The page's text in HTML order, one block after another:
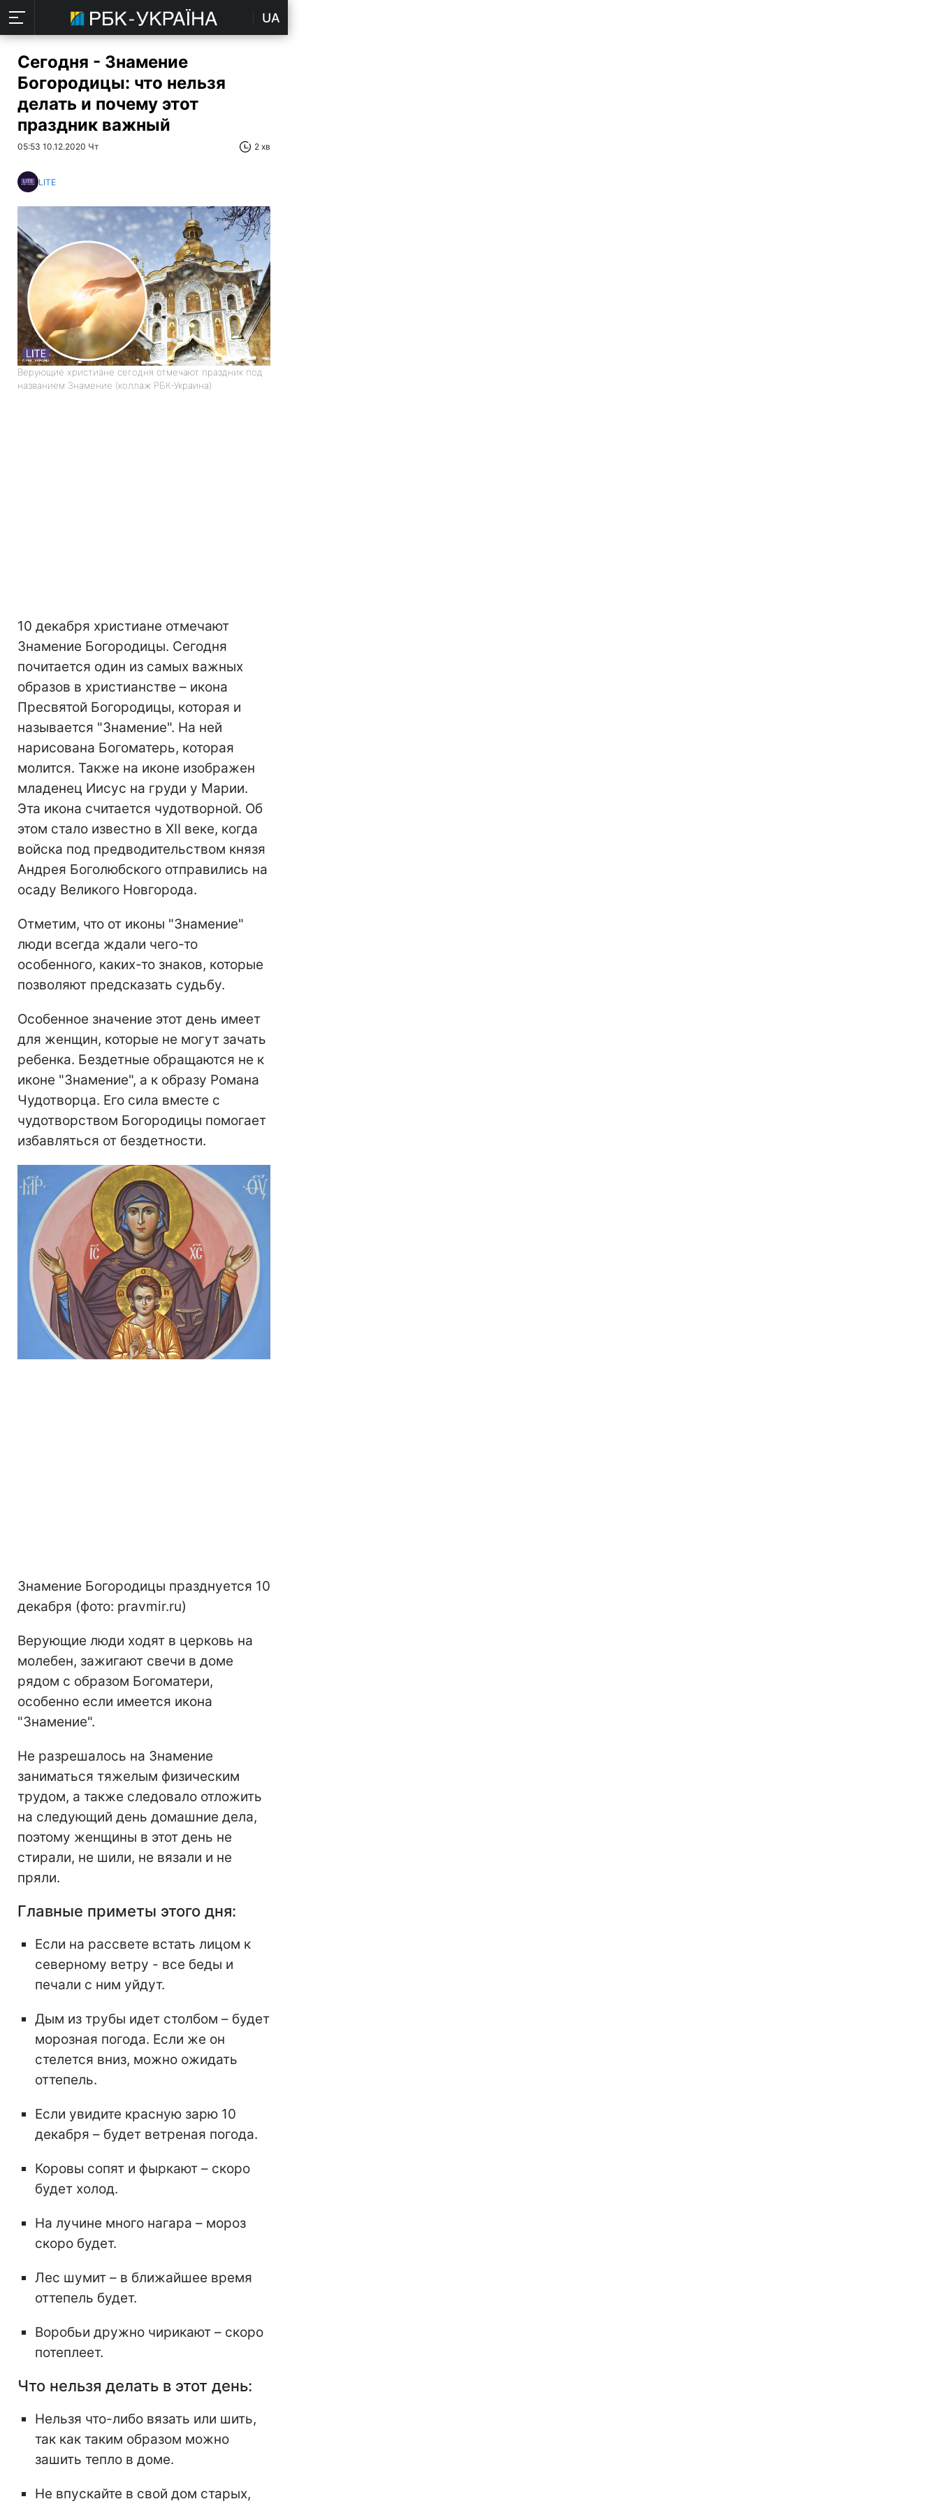
UA
Сегодня - Знамение
Богородицы: что нельзя
делать и почему этот
праздник важный
05:53 10.12.2020 Чт 2 хв
LITE
Верующие христиане сегодня отмечают праздник под
названием Знамение (коллаж РБК-Украина)
10 декабря христиане отмечают
Знамение Богородицы. Сегодня
почитается один из самых важных
образов в христианстве – икона
Пресвятой Богородицы, которая и
называется "Знамение". На ней
нарисована Богоматерь, которая
молится. Также на иконе изображен
младенец Иисус на груди у Марии.
Эта икона считается чудотворной. Об
этом стало известно в XII веке, когда
войска под предводительством князя
Андрея Боголюбского отправились на
осаду Великого Новгорода.
Отметим, что от иконы "Знамение"
люди всегда ждали чего-то
особенного, каких-то знаков, которые
позволяют предсказать судьбу.
Особенное значение этот день имеет
для женщин, которые не могут зачать
ребенка. Бездетные обращаются не к
иконе "Знамение", а к образу Романа
Чудотворца. Его сила вместе с
чудотворством Богородицы помогает
избавляться от бездетности.
Знамение Богородицы празднуется 10
декабря (фото: pravmir.ru)
Верующие люди ходят в церковь на
молебен, зажигают свечи в доме
рядом с образом Богоматери,
особенно если имеется икона
"Знамение".
Не разрешалось на Знамение
заниматься тяжелым физическим
трудом, а также следовало отложить
на следующий день домашние дела,
поэтому женщины в этот день не
стирали, не шили, не вязали и не
пряли.
Главные приметы этого дня:
Если на рассвете встать лицом к
северному ветру - все беды и
печали с ним уйдут.
Дым из трубы идет столбом – будет
морозная погода. Если же он
стелется вниз, можно ожидать
оттепель.
Если увидите красную зарю 10
декабря – будет ветреная погода.
Коровы сопят и фыркают – скоро
будет холод.
На лучине много нагара – мороз
скоро будет.
Лес шумит – в ближайшее время
оттепель будет.
Воробьи дружно чирикают – скоро
потеплеет.
Что нельзя делать в этот день:
Нельзя что-либо вязать или шить,
так как таким образом можно
зашить тепло в доме.
Не впускайте в свой дом старых,